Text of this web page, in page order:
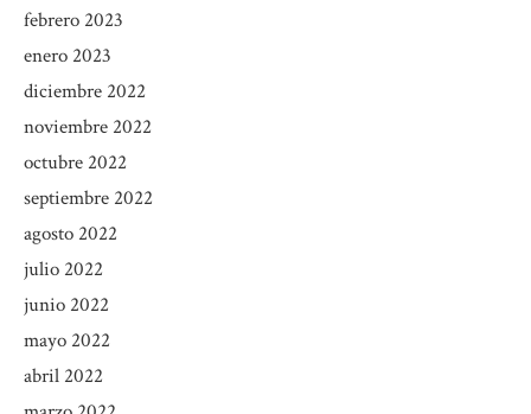
febrero 2023
enero 2023
diciembre 2022
noviembre 2022
octubre 2022
septiembre 2022
agosto 2022
julio 2022
junio 2022
mayo 2022
abril 2022